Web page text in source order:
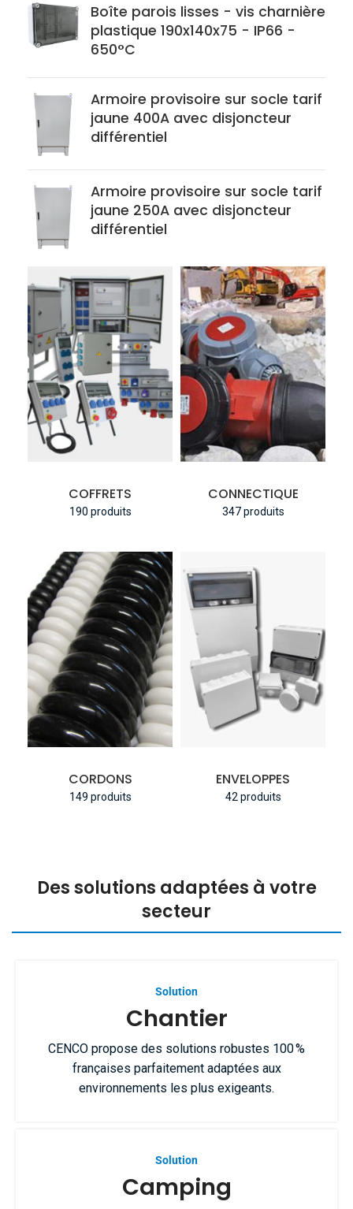
Boîte parois lisses - vis charnière
plastique 190x140x75 - IP66 -
650°C
Armoire provisoire sur socle tarif
jaune 400A avec disjoncteur
différentiel
Armoire provisoire sur socle tarif
jaune 250A avec disjoncteur
différentiel
COFFRETS
190 produits
CONNECTIQUE
347 produits
CORDONS
149 produits
ENVELOPPES
42 produits
Des solutions adaptées à votre
secteur
Solution
Chantier
CENCO propose des solutions robustes 100 %
françaises parfaitement adaptées aux
environnements les plus exigeants.
Solution
Camping